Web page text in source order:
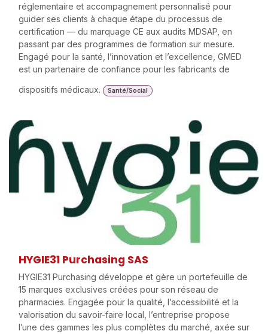
réglementaire et accompagnement personnalisé pour
guider ses clients à chaque étape du processus de
certification — du marquage CE aux audits MDSAP, en
passant par des programmes de formation sur mesure.
Engagé pour la santé, l’innovation et l’excellence, GMED
est un partenaire de confiance pour les fabricants de
dispositifs médicaux.
Santé/Social
HYGIE31 Purchasing SAS
HYGIE31 Purchasing développe et gère un portefeuille de
15 marques exclusives créées pour son réseau de
pharmacies. Engagée pour la qualité, l’accessibilité et la
valorisation du savoir-faire local, l’entreprise propose
l’une des gammes les plus complètes du marché, axée sur